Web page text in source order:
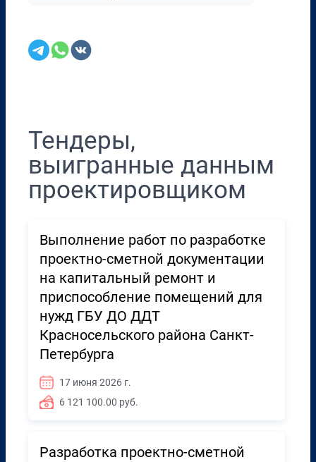
Тендеры,
выигранные данным
проектировщиком
Выполнение работ по разработке
проектно-сметной документации
на капитальный ремонт и
приспособление помещений для
нужд ГБУ ДО ДДТ
Красносельского района Санкт-
Петербурга
17 июня 2026 г.
6 121 100.00 руб.
Разработка проектно-сметной